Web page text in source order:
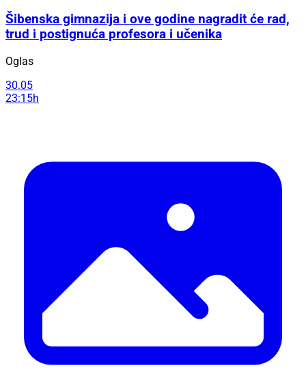
Šibenska gimnazija i ove godine nagradit će rad,
trud i postignuća profesora i učenika
Oglas
30.05
23:15h